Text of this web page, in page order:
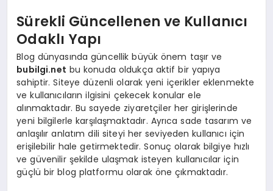
Sürekli Güncellenen ve Kullanıcı
Odaklı Yapı
Blog dünyasında güncellik büyük önem taşır ve
bubilgi.net bu konuda oldukça aktif bir yapıya
sahiptir. Siteye düzenli olarak yeni içerikler eklenmekte
ve kullanıcıların ilgisini çekecek konular ele
alınmaktadır. Bu sayede ziyaretçiler her girişlerinde
yeni bilgilerle karşılaşmaktadır. Ayrıca sade tasarım ve
anlaşılır anlatım dili siteyi her seviyeden kullanıcı için
erişilebilir hale getirmektedir. Sonuç olarak bilgiye hızlı
ve güvenilir şekilde ulaşmak isteyen kullanıcılar için
güçlü bir blog platformu olarak öne çıkmaktadır.